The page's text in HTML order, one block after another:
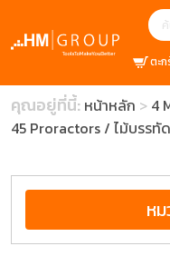
ตะก
คุณอยู่ที่นี้: หน้าหลัก
4
45 Proractors / ไม้บรรทั
ห